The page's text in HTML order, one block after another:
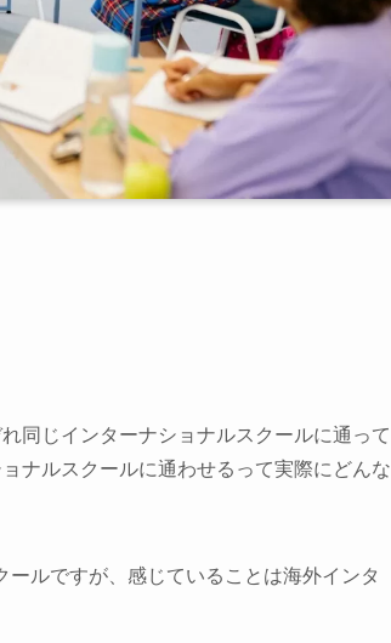
同じインターナショナルスクールに通って
ナルスクールに通わせるって実際にどんな
ルですが、感じていることは海外インタ